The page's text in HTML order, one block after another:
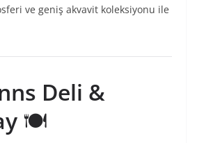
ve geniş akvavit koleksiyonu ile
Deli &
🍽